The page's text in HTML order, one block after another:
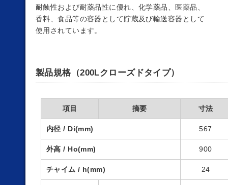
耐蝕性および耐薬品性に優れ、化学薬品、医薬品、
香料、食品等の容器として貯蔵及び輸送容器として
使用されています。
製品規格（200Lクローズドタイプ）
項目 摘要 寸法
内径 / Di(mm) 567
外高 / Ho(mm) 900
チャイム / h(mm) 24